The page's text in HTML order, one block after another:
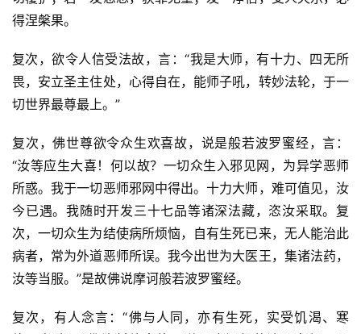
得涅槃果。
复次，欲令人信受法故，言：“我是大师，有十力、四无所
畏，安立圣主住处，心得自在，能师子吼，转妙法轮，于一
切世界最尊最上。”
复次，佛世尊欲令众生欢喜故，说是般若波罗蜜经，言：
“汝等应生大喜！何以故？一切众生入邪见网，为异学恶师
所惑。我于一切恶师邪网中得出。十力大师，难可值见，汝
今已遇。我随时开发三十七品等诸深法藏，恣汝采取。复
次，一切众生为结使病所烦恼，自有生死已来，无人能治此
病者，常为外道恶师所误。我今出世为大医王，集诸法药，
汝等当服。”是故佛说摩诃般若波罗蜜经。
复次，有人念言：“佛与人同，亦有生死，实受饥渴、寒